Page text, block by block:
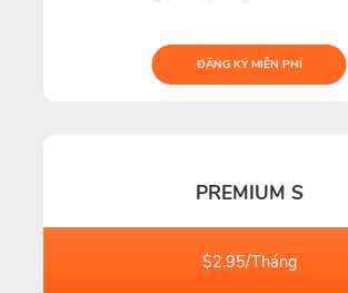
ĐĂNG KÝ MIỄN PHÍ
PREMIUM S
$2.95/Tháng